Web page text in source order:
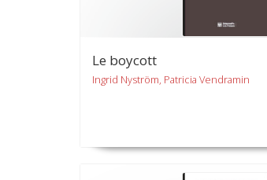
Le boycott
Ingrid Nyström, Patricia Vendramin